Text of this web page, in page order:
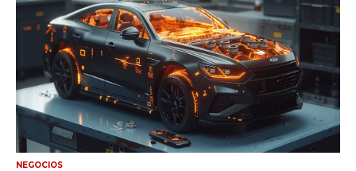
NEGOCIOS